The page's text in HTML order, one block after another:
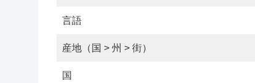
言語
産地（国 > 州 > 街）
国